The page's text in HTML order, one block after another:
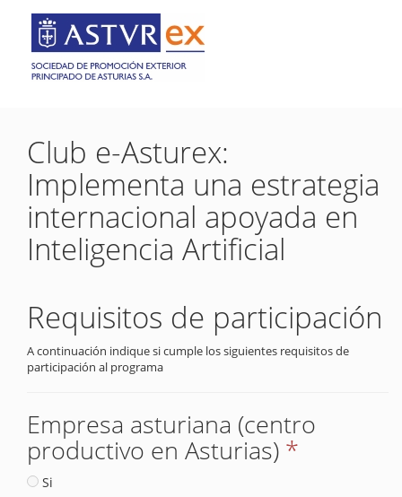
Club e-Asturex:
Implementa una estrategia
internacional apoyada en
Inteligencia Artificial
Requisitos de participación
A continuación indique si cumple los siguientes requisitos de
participación al programa
Empresa asturiana (centro
productivo en Asturias) *
Si